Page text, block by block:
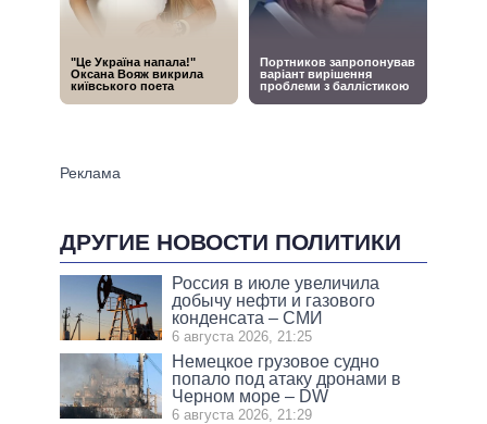
ДРУГИЕ НОВОСТИ ПОЛИТИКИ
Россия в июле увеличила
добычу нефти и газового
конденсата – СМИ
6 августа 2026, 21:25
Немецкое грузовое судно
попало под атаку дронами в
Черном море – DW
6 августа 2026, 21:29